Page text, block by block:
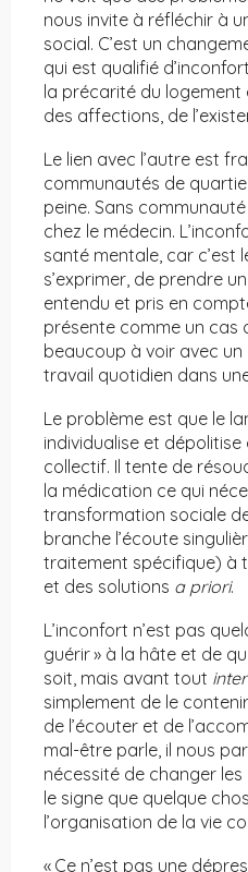
nous invite à réfléchir à
social. C’est un
qui est qualifié
la précarité du logement
des affections, de
Le lien avec l’autre est
communautés de
peine. Sans
chez le médecin.
santé mentale, car c’est
s’exprimer, de prendre
entendu et pris en
présente comme un cas
beaucoup à voir avec
travail quotidien dans
Le problème est que le
individualise et
collectif. Il tente de
la médication ce qui
transformation sociale
branche l’écoute
traitement spécifique) à
et des solutions a priori.
L’inconfort n’est pas
guérir » à la hâte et de
soit, mais avant tout
simplement de le
de l’écouter et de
mal-être parle, il nous
nécessité de changer les
le signe que quelque
l’organisation de la vie
« Ce n’est pas une